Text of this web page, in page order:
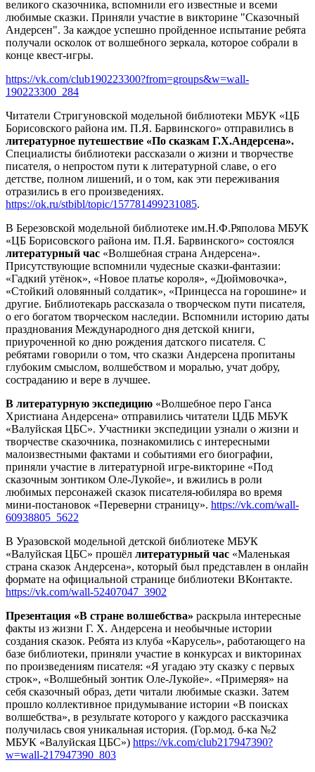
великого сказочника, вспомнили его известные и всеми
любимые сказки. Приняли участие в викторине "Сказочный
Андерсен". За каждое успешно пройденное испытание ребята
получали осколок от волшебного зеркала, которое собрали в
конце квест-игры.
https://vk.com/club190223300?from=groups&w=wall-
190223300_284
Читатели Стригуновской модельной библиотеки МБУК «ЦБ
Борисовского района им. П.Я. Барвинского» отправились в
литературное путешествие «По сказкам Г.Х.Андерсена».
Специалисты библиотеки рассказали о жизни и творчестве
писателя, о непростом пути к литературной славе, о его
детстве, полном лишений, и о том, как эти переживания
отразились в его произведениях.
https://ok.ru/stbibl/topic/157781499231085.
В Березовской модельной библиотеке им.Н.Ф.Ряполова МБУК
«ЦБ Борисовского района им. П.Я. Барвинского» состоялся
литературный час «Волшебная страна Андерсена».
Присутствующие вспомнили чудесные сказки-фантазии:
«Гадкий утёнок», «Новое платье короля», «Дюймовочка»,
«Стойкий оловянный солдатик», «Принцесса на горошине» и
другие. Библиотекарь рассказала о творческом пути писателя,
о его богатом творческом наследии. Вспомнили историю даты
празднования Международного дня детской книги,
приуроченной ко дню рождения датского писателя. С
ребятами говорили о том, что сказки Андерсена пропитаны
глубоким смыслом, волшебством и моралью, учат добру,
состраданию и вере в лучшее.
В литературную экспедицию «Волшебное перо Ганса
Христиана Андерсена» отправились читатели ЦДБ МБУК
«Валуйская ЦБС». Участники экспедиции узнали о жизни и
творчестве сказочника, познакомились с интересными
малоизвестными фактами и событиями его биографии,
приняли участие в литературной игре-викторине «Под
сказочным зонтиком Оле-Лукойе», и вжились в роли
любимых персонажей сказок писателя-юбиляра во время
мини-постановок «Переверни страницу». https://vk.com/wall-
60938805_5622
В Уразовской модельной детской библиотеке МБУК
«Валуйская ЦБС» прошёл литературный час «Маленькая
страна сказок Андерсена», который был представлен в онлайн
формате на официальной странице библиотеки ВКонтакте.
https://vk.com/wall-52407047_3902
Презентация «В стране волшебства» раскрыла интересные
факты из жизни Г. Х. Андерсена и необычные истории
создания сказок. Ребята из клуба «Карусель», работающего на
базе библиотеки, приняли участие в конкурсах и викторинах
по произведениям писателя: «Я угадаю эту сказку с первых
строк», «Волшебный зонтик Оле-Лукойе». «Примеряя» на
себя сказочный образ, дети читали любимые сказки. Затем
прошло коллективное придумывание истории «В поисках
волшебства», в результате которого у каждого рассказчика
получилась своя уникальная история. (Гор.мод. б-ка №2
МБУК «Валуйская ЦБС») https://vk.com/club217947390?
w=wall-217947390_803